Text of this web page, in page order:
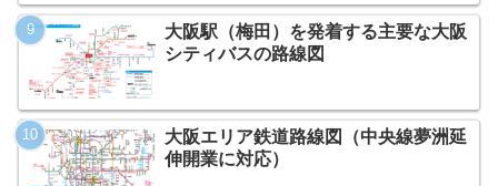
大阪駅（梅田）を発着する主要な大阪
シティバスの路線図
大阪エリア鉄道路線図（中央線夢洲延
伸開業に対応）